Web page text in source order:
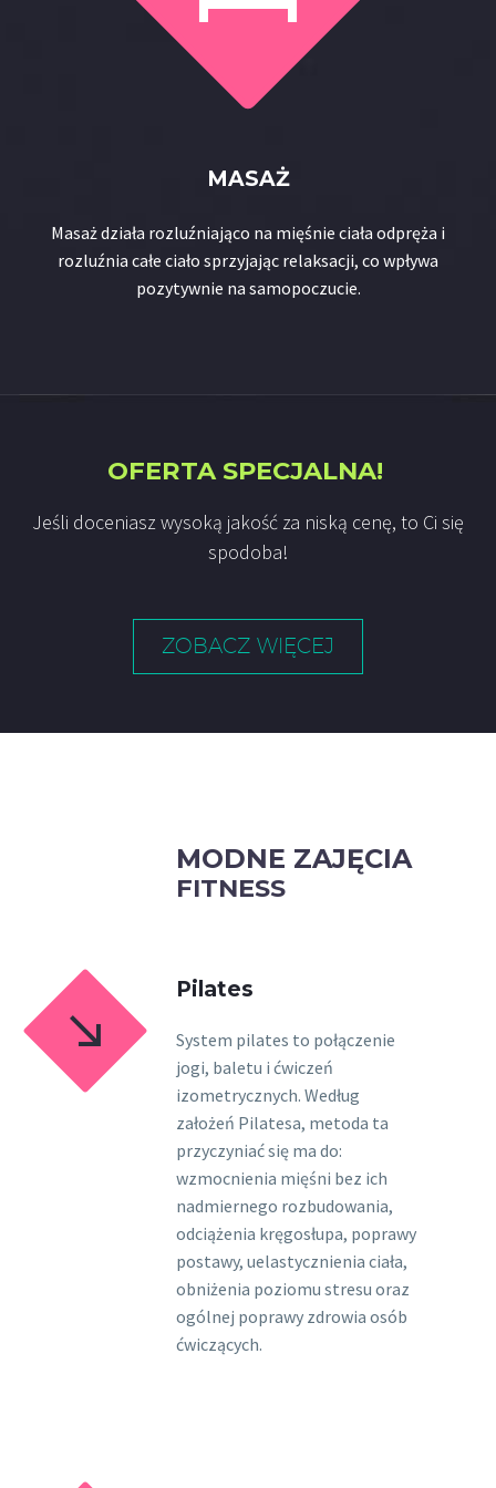
MASAŻ
Masaż działa rozluźniająco na mięśnie ciała odpręża i
rozluźnia całe ciało sprzyjając relaksacji, co wpływa
pozytywnie na samopoczucie.
OFERTA SPECJALNA!
Jeśli doceniasz wysoką jakość za niską cenę, to Ci się
spodoba!
ZOBACZ WIĘCEJ
MODNE ZAJĘCIA
FITNESS


Pilates
System pilates to połączenie
jogi, baletu i ćwiczeń
izometrycznych. Według
założeń Pilatesa, metoda ta
przyczyniać się ma do:
wzmocnienia mięśni bez ich
nadmiernego rozbudowania,
odciążenia kręgosłupa, poprawy
postawy, uelastycznienia ciała,
obniżenia poziomu stresu oraz
ogólnej poprawy zdrowia osób
ćwiczących.